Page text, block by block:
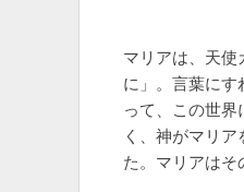
マリアは、天使
に」。言葉にす
って、この世
く、神がマリ
た。マリアはそ